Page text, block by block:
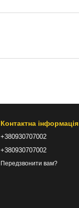
Контактна інформація
+380930707002
+380930707002
Передзвонити вам?